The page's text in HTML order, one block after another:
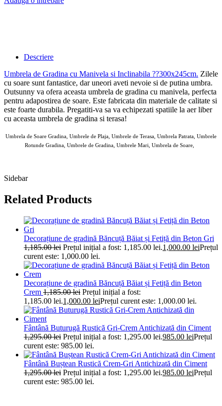
Descriere
Umbrela de Gradina cu Manivela si Inclinabila ??300x245cm. Zilele
cu soare sunt fantastice, dar uneori aveti nevoie si de putina umbra.
Outsunny va ofera aceasta umbrela de gradina cu manivela, perfecta
pentru adapostirea de soare. Este fabricata din materiale de calitate si
este foarte durabila. Pregatiti-va sa va echipezati spatiile la aer liber
cu aceasta umbrela de gradina si terasa!
Umbrela de Soare Gradina, Umbrele de Plaja, Umbrele de Terasa, Umbrela Patrata, Umbrele
Rotunde Gradina, Umbrele de Gradina, Umbrele Mari, Umbrela de Soare,
Sidebar
Related Products
Decorațiune de gradină Băncuță Băiat și Fetiță din Beton Gri
1,185.00lei Prețul inițial a fost: 1,185.00 lei.1,000.00 leiPrețul
curent este: 1,000.00 lei.
Decorațiune de gradină Băncuță Băiat și Fetiță din Beton
Crem 1,185.00lei Prețul inițial a fost:
1,185.00 lei.1,000.00 leiPrețul curent este: 1,000.00 lei.
Fântână Buturugă Rustică Gri-Crem Antichizată din Ciment
1,295.00lei Prețul inițial a fost: 1,295.00 lei.985.00 leiPrețul
curent este: 985.00 lei.
Fântână Buștean Rustică Crem-Gri Antichizată din Ciment
1,295.00lei Prețul inițial a fost: 1,295.00 lei.985.00 leiPrețul
curent este: 985.00 lei.